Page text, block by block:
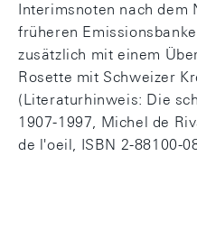
Interimsnoten nach dem
früheren
zusätzlich mit einem
Rosette mit Schweizer
(Literaturhinweis: Die
1907-1997, Michel de
de l'oeil, ISBN 2-88100-